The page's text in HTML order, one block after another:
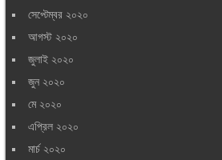
সেপ্টেম্বর ২০২০
আগস্ট ২০২০
জুলাই ২০২০
জুন ২০২০
মে ২০২০
এপ্রিল ২০২০
মার্চ ২০২০